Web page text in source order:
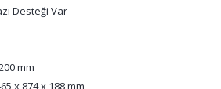
Desteği Var
mm
x 874 x 188 mm